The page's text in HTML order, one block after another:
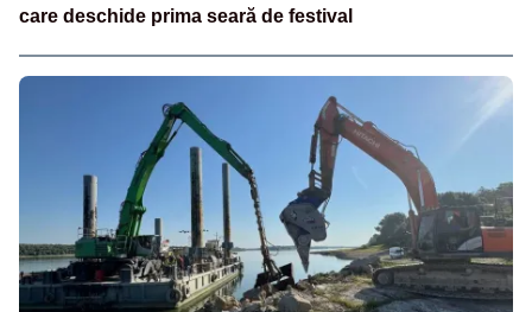
care deschide prima seară de festival